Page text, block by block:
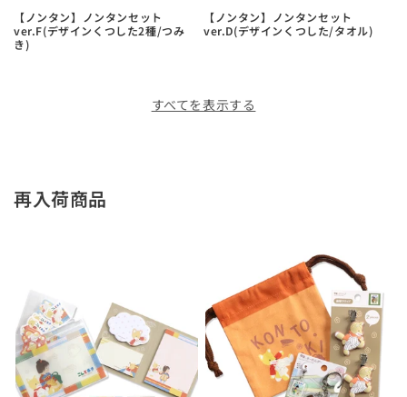
【ノンタン】ノンタンセット
ver.F(デザインくつした2種/つみ
き)
【ノンタン】ノンタンセット
ver.D(デザインくつした/タオル)
すべてを表示する
再入荷商品